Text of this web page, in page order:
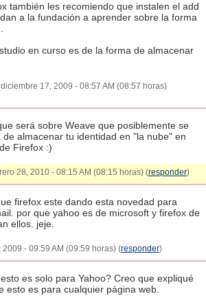
también les recomiendo que instalen el add
a la fundación a aprender sobre la forma
en curso es de la forma de almacenar
17, 2009 - 08:57 AM (08:57 horas)
será sobre Weave que posiblemente se
almacenar tu identidad en "la nube" en
Firefox :)
28, 2010 - 08:15 AM (08:15 horas) (responder)
firefox este dando esta novedad para
por que yahoo es de microsoft y firefox de
ellos. jeje.
- 09:59 AM (09:59 horas) (responder)
es solo para Yahoo? Creo que expliqué
esto es para cualquier página web.